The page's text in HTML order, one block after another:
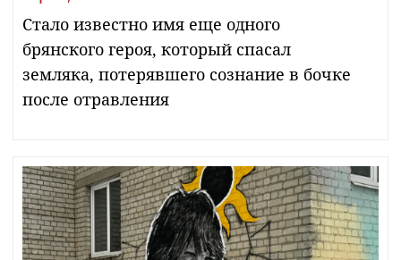
Стало известно имя еще одного
брянского героя, который спасал
земляка, потерявшего сознание в бочке
после отравления